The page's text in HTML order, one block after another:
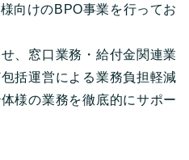
向けのBPO事業を行ってお
、窓口業務・給付金関連業
括運営による業務負担軽減
様の業務を徹底的にサポー